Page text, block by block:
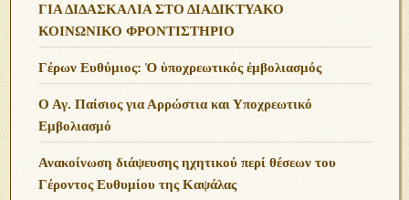
ΓΙΑ ΔΙΔΑΣΚΑΛΙΑ ΣΤΟ ΔΙΑΔΙΚΤΥΑΚΟ
ΚΟΙΝΩΝΙΚΟ ΦΡΟΝΤΙΣΤΗΡΙΟ
Γέρων Ευθύμιος: Ὁ ὑποχρεωτικός ἐμβολιασμός
Ο Αγ. Παίσιος για Αρρώστια και Υποχρεωτικό
Εμβολιασμό
Ανακοίνωση διάψευσης ηχητικού περί θέσεων του
Γέροντος Ευθυμίου της Καψάλας